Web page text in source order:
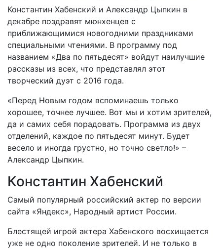
Константин Хабенский и Александр Цыпкин в
декабре поздравят мюнхенцев с
приближающимися новогодними праздниками
специальными чтениями. В программу под
названием «Два по пятьдесят» войдут наилучшие
рассказы из всех, что представлял этот
творческий дуэт с 2016 года.
«Перед Новым годом вспоминаешь только
хорошее, точнее лучшее. Вот мы и хотим зрителей,
да и самих себя порадовать. Программа из двух
отделений, каждое по пятьдесят минут. Будет
весело и иногда грустно, но точно светло!» –
Александр Цыпкин.
Константин Хабенский
Самый популярный российский актер по версии
сайта «Яндекс», Народный артист России.
Блестящей игрой актера Хабенского восхищается
уже не одно поколение зрителей. И не только в